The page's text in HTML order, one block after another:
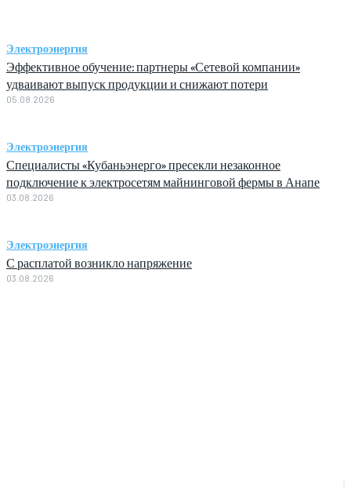
Электроэнергия
Эффективное обучение: партнеры «Сетевой компании»
удваивают выпуск продукции и снижают потери
05.08.2026
Электроэнергия
Специалисты «Кубаньэнерго» пресекли незаконное
подключение к электросетям майнинговой фермы в Анапе
03.08.2026
Электроэнергия
С расплатой возникло напряжение
03.08.2026